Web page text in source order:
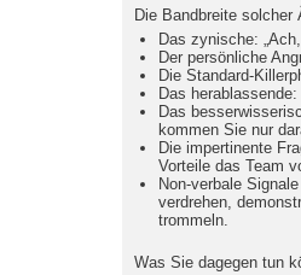
Die Bandbreite solcher
Das zynische:
Der persönliche
Die Standard-
Das
Das
kommen Sie nur
Die impertinente
Vorteile das Team
Non-verbale
verdrehen,
trommeln.
Was Sie dagegen tun